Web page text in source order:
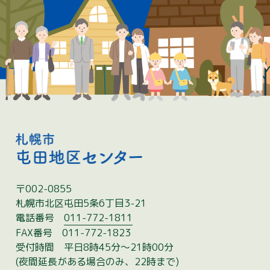
〒002-0855
札幌市北区屯田5条6丁目3-21
電話番号
011-772-1811
FAX番号
011-772-1823
受付時間
平日8時45分〜21時00分
(夜間延長がある場合のみ、22時まで)